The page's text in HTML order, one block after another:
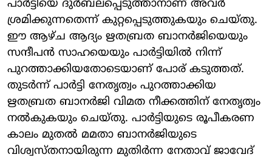
പാര്‍ട്ടിയെ ദുര്‍ബലപ്പെടുത്താനാണ് അവര്‍
ശ്രമിക്കുന്നതെന്ന് കുറ്റപ്പെടുത്തുകയും ചെയ്തു.
ഈ ആഴ്ച ആദ്യം ഋതബ്രത ബാനര്‍ജിയെയും
സന്ദീപന്‍ സാഹയെയും പാര്‍ട്ടിയില്‍ നിന്ന്
പുറത്താക്കിയതോടെയാണ് പോര് കടുത്തത്.
തുടര്‍ന്ന് പാര്‍ട്ടി നേതൃത്വം പുറത്താക്കിയ
ഋതബ്രത ബാനര്‍ജി വിമത നീക്കത്തിന് നേതൃത്വം
നല്‍കുകയും ചെയ്തു. പാര്‍ട്ടിയുടെ രൂപീകരണ
കാലം മുതല്‍ മമതാ ബാനര്‍ജിയുടെ
വിശ്വസ്തനായിരുന്ന മുതിര്‍ന്ന നേതാവ് ജാവേദ്